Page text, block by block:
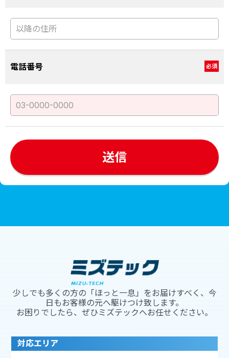
電話番号 必須
少しでも多くの方の「ほっと一息」をお届けすべく、今
日もお客様の元へ駆けつけ致します。
お困りでしたら、ぜひミズテックへお任せください。
対応エリア